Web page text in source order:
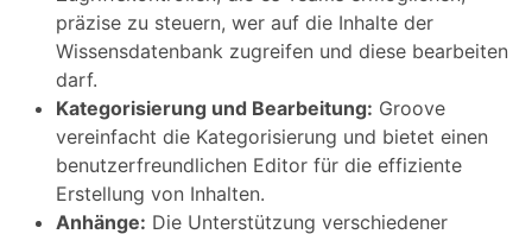
präzise zu steuern, wer auf die Inhalte der
Wissensdatenbank zugreifen und diese bearbeiten
darf.
Kategorisierung und Bearbeitung: Groove
vereinfacht die Kategorisierung und bietet einen
benutzerfreundlichen Editor für die effiziente
Erstellung von Inhalten.
Anhänge: Die Unterstützung verschiedener